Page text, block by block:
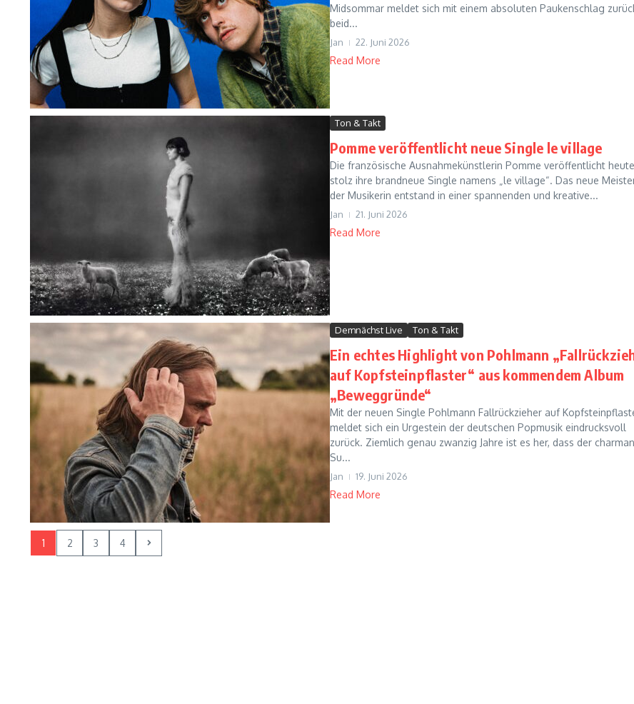
Midsommar meldet sich mit einem absoluten Paukenschlag
beid...
Jan 22. Juni 2026
Read More
Ton & Takt
Pomme veröffentlicht neue Single le village
Die französische Ausnahmekünstlerin Pomme veröffentlicht heute
stolz ihre brandneue Single namens „le village“. Das neue
der Musikerin entstand in einer spannenden und kreative...
Jan 21. Juni 2026
Read More
Demnächst Live Ton & Takt
Ein echtes Highlight von Pohlmann
auf Kopfsteinpflaster“ aus kommendem Album
„Beweggründe“
Mit der neuen Single Pohlmann Fallrückzieher auf
meldet sich ein Urgestein der deutschen Popmusik eindrucksvoll
zurück. Ziemlich genau zwanzig Jahre ist es her, dass der
Su...
Jan 19. Juni 2026
Read More
1 2 3 4